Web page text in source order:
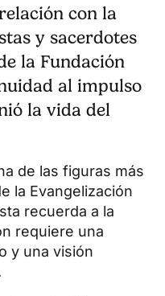
con la
y sacerdotes
la Fundación
al impulso
la vida del
de las figuras más
la Evangelización
recuerda a la
requiere una
y una visión